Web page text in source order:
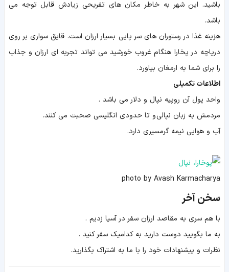
باشید. این شهر به خاطر مکان های تفریحی زیادش قابل توجه می
باشد.
هزینه غذا در رستوران های سر پایی بسیار ارزان است. قایق سواری بر روی
دریاچه در پخارا هنگام غروب خورشید می تواند تجربه ای ارزان و جذاب
را برای شما به ارمغان بیاورد.
اطلاعات تکمیلی
واحد پول آن روپیه نپال و دلار می باشد .
مردمش به زبان نپالی و تا حدودی انگلیسی صحبت می کنند.
آب و هوایی نیمه گرمسیری دارد.
photo by Avash Karmacharya
سخن آخر
با هم سری به مقاصد ارزان سفر در آسیا زدیم .
به ما بگویید دوست دارید به کدامیک سفر کنید .
نظرات و پیشنهادات خود را با ما به اشتراک بگذارید.